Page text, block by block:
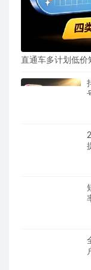
直通车多计划低价